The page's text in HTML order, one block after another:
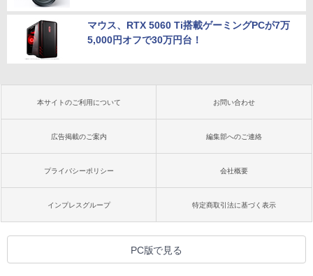
マウス、RTX 5060 Ti搭載ゲーミングPCが7万
5,000円オフで30万円台！
本サイトのご利用について お問い合わせ
広告掲載のご案内 編集部へのご連絡
プライバシーポリシー 会社概要
インプレスグループ 特定商取引法に基づく表示
PC版で見る